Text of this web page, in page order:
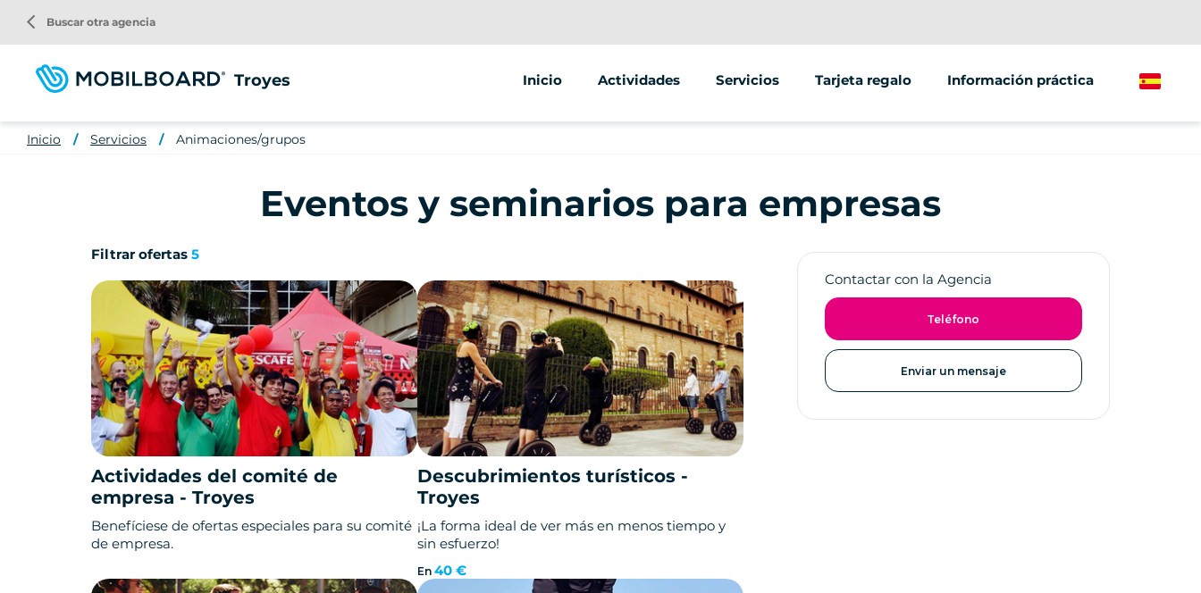
contenido
principal
Troyes Inicio Actividades
Segway
Servicios
Animaciones/grupos
Tarjeta regalo Información práctica
arrow_back_ios Buscar otra agencia
Spanish
Inicio Servicios Animaciones/grupos
Eventos y seminarios para empresas
Contactar con la Agencia
Teléfono
Enviar un mensaje
Filtrar ofertas 5
Actividades del comité de
empresa - Troyes
Benefíciese de ofertas especiales para su comité
de empresa.
Descubrimientos turísticos -
Troyes
¡La forma ideal de ver más en menos tiempo y
sin esfuerzo!
En 40 €